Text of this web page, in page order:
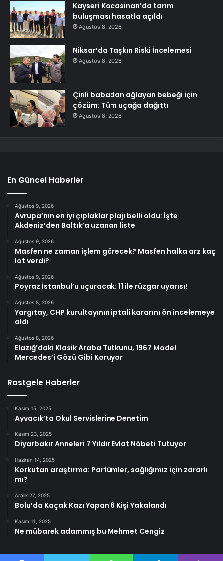
Kayseri Kocasinan’da tarım
buluşması hasatla açıldı
Ağustos 8, 2026
Niksar’da Taşkın Riski İncelemesi
Ağustos 8, 2026
Çinli babadan ağlayan bebeği için
çözüm: Tüm uçağa dağıttı
Ağustos 8, 2026
En Güncel Haberler
Ağustos 9, 2026
Avrupa’nın en iyi çıplaklar plajı belli oldu: İşte
Akdeniz’den Baltık’a uzanan liste
Ağustos 9, 2026
Masfen ne zaman işlem görecek? Masfen halka arz kaç
lot verdi?
Ağustos 9, 2026
Poyraz İstanbul’u uçuracak: 11 ile rüzgar uyarısı!
Ağustos 8, 2026
Yargıtay, CHP kurultayının iptali kararını ön incelemeye
aldı
Ağustos 8, 2026
Elazığ’daki Klasik Araba Tutkunu, 1967 Model
Mercedes’i Gözü Gibi Koruyor
Rastgele Haberler
Kasım 15, 2025
Ayvacık’ta Okul Servislerine Denetim
Kasım 23, 2025
Diyarbakır Anneleri 7 Yıldır Evlat Nöbeti Tutuyor
Haziran 14, 2025
Korkutan araştırma: Parfümler, sağlığımız için zararlı
mı?
Aralık 27, 2025
Bolu’da Kaçak Kazı Yapan 6 Kişi Yakalandı
Kasım 11, 2025
Ne mübarek adammış bu Mehmet Cengiz